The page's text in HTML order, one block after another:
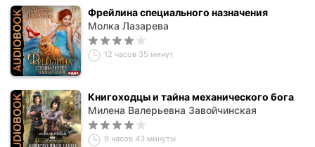
Фрейлина специального назначения
Молка Лазарева
12 часов 35 минут
Книгоходцы и тайна механического бога
Милена Валерьевна Завойчинская
9 часов 43 минуты